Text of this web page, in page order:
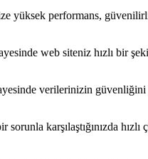
yüksek performans,
web siteniz hızlı bir
verilerinizin
karşılaştığınızda